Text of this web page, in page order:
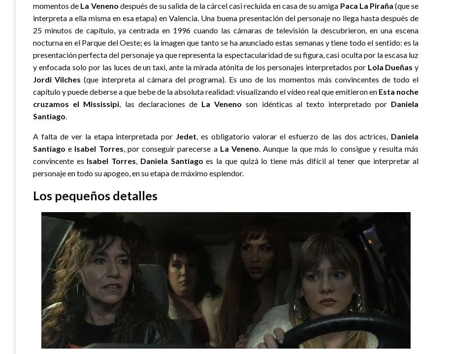
momentos de La Veneno después de su salida de la cárcel casi recluida en casa de su amiga Paca La Piraña (que se
interpreta a ella misma en esa etapa) en Valencia. Una buena presentación del personaje no llega hasta después de
25 minutos de capítulo, ya centrada en 1996 cuando las cámaras de televisión la descubrieron, en una escena
nocturna en el Parque del Oeste; es la imagen que tanto se ha anunciado estas semanas y tiene todo el sentido: es la
presentación perfecta del personaje ya que representa la espectacularidad de su figura, casi oculta por la escasa luz
y enfocada solo por las luces de un taxi, ante la mirada atónita de los personajes interpretados por Lola Dueñas y
Jordi Vilches (que interpreta al cámara del programa). Es uno de los momentos más convincentes de todo el
capítulo y puede deberse a que bebe de la absoluta realidad: visualizando el vídeo real que emitieron en Esta noche
cruzamos el Mississipi, las declaraciones de La Veneno son idénticas al texto interpretado por Daniela
Santiago.
A falta de ver la etapa interpretada por Jedet, es obligatorio valorar el esfuerzo de las dos actrices, Daniela
Santiago e Isabel Torres, por conseguir parecerse a La Veneno. Aunque la que más lo consigue y resulta más
convincente es Isabel Torres, Daniela Santiago es la que quizá lo tiene más difícil al tener que interpretar al
personaje en todo su apogeo, en su etapa de máximo esplendor.
Los pequeños detalles